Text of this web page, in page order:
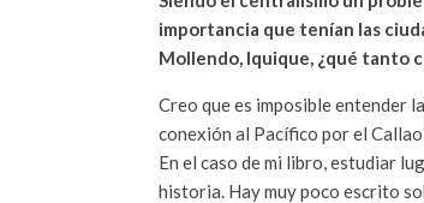
importancia que tenían las
Mollendo, Iquique, ¿qué tanto
Creo que es imposible entender
conexión al Pacífico por el
En el caso de mi libro, estudiar
historia. Hay muy poco escrito